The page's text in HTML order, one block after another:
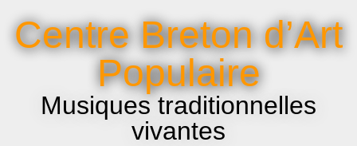
Centre Breton d’Art
Populaire
Musiques traditionnelles
vivantes
Infos pratiques